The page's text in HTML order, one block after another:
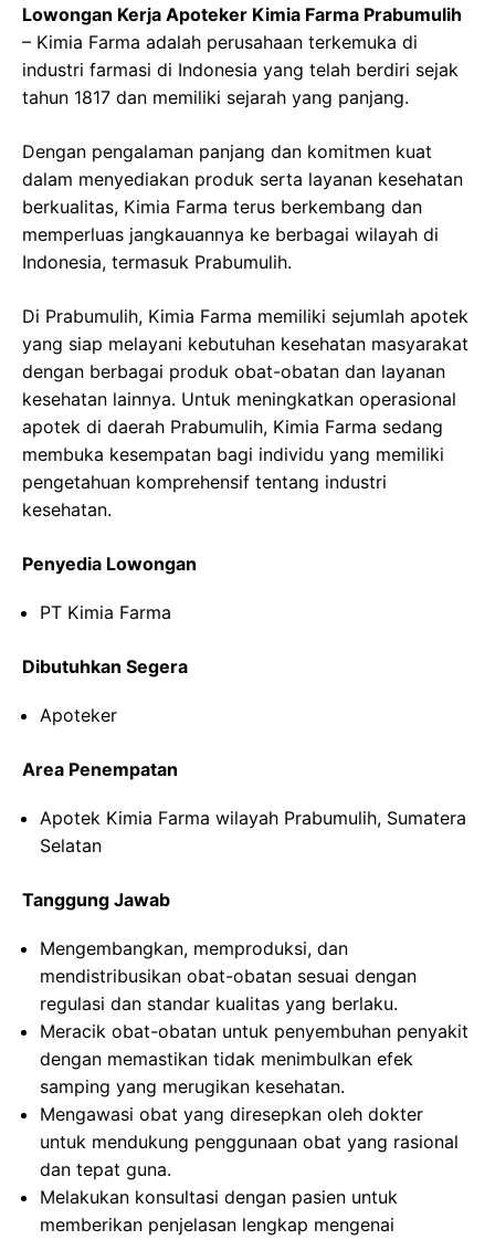
Lowongan Kerja Apoteker Kimia Farma Prabumulih
– Kimia Farma adalah perusahaan terkemuka di
industri farmasi di Indonesia yang telah berdiri sejak
tahun 1817 dan memiliki sejarah yang panjang.
Dengan pengalaman panjang dan komitmen kuat
dalam menyediakan produk serta layanan kesehatan
berkualitas, Kimia Farma terus berkembang dan
memperluas jangkauannya ke berbagai wilayah di
Indonesia, termasuk Prabumulih.
Di Prabumulih, Kimia Farma memiliki sejumlah apotek
yang siap melayani kebutuhan kesehatan masyarakat
dengan berbagai produk obat-obatan dan layanan
kesehatan lainnya. Untuk meningkatkan operasional
apotek di daerah Prabumulih, Kimia Farma sedang
membuka kesempatan bagi individu yang memiliki
pengetahuan komprehensif tentang industri
kesehatan.
Penyedia Lowongan
PT Kimia Farma
Dibutuhkan Segera
Apoteker
Area Penempatan
Apotek Kimia Farma wilayah Prabumulih, Sumatera
Selatan
Tanggung Jawab
Mengembangkan, memproduksi, dan
mendistribusikan obat-obatan sesuai dengan
regulasi dan standar kualitas yang berlaku.
Meracik obat-obatan untuk penyembuhan penyakit
dengan memastikan tidak menimbulkan efek
samping yang merugikan kesehatan.
Mengawasi obat yang diresepkan oleh dokter
untuk mendukung penggunaan obat yang rasional
dan tepat guna.
Melakukan konsultasi dengan pasien untuk
memberikan penjelasan lengkap mengenai